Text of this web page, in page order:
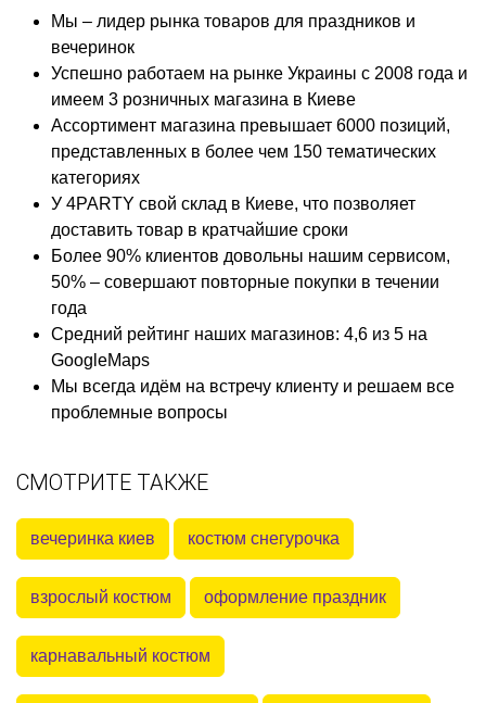
Мы – лидер рынка товаров для праздников и
вечеринок
Успешно работаем на рынке Украины с 2008 года и
имеем 3 розничных магазина в Киеве
Ассортимент магазина превышает 6000 позиций,
представленных в более чем 150 тематических
категориях
У 4PARTY свой склад в Киеве, что позволяет
доставить товар в кратчайшие сроки
Более 90% клиентов довольны нашим сервисом,
50% – совершают повторные покупки в течении
года
Средний рейтинг наших магазинов: 4,6 из 5 на
GoogleMaps
Мы всегда идём на встречу клиенту и решаем все
проблемные вопросы
СМОТРИТЕ ТАКЖЕ
вечеринка киев костюм снегурочка
взрослый костюм оформление праздник
карнавальный костюм